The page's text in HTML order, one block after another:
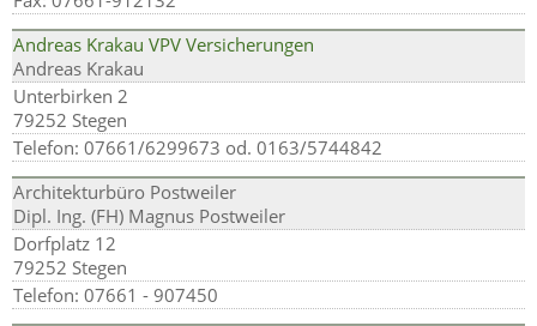
Andreas Krakau VPV Versicherungen
Andreas Krakau
Unterbirken 2
79252 Stegen
Telefon: 07661/6299673 od. 0163/5744842
Architekturbüro Postweiler
Dipl. Ing. (FH) Magnus Postweiler
Dorfplatz 12
79252 Stegen
Telefon: 07661 - 907450